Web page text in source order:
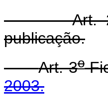
Art.
publicação.
Art. 3o
2003.